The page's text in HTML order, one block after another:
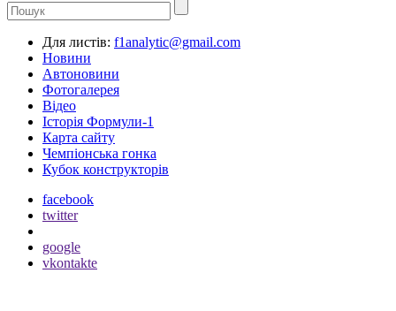
Для листів: f1analytic@gmail.com
Новини
Автоновини
Фотогалерея
Відео
Історія Формули-1
Карта сайту
Чемпіонська гонка
Кубок конструкторів
facebook
twitter
google
vkontakte